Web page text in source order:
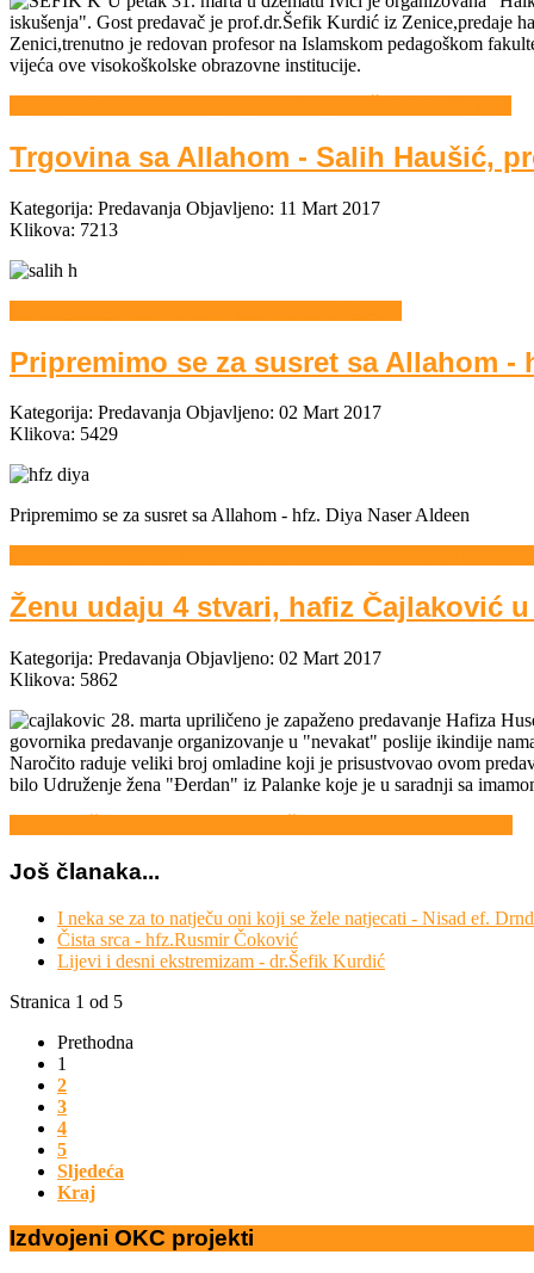
iskušenja". Gost predavač je prof.dr.Šefik Kurdić iz Zenice,predaje
Zenici,trenutno je redovan profesor na Islamskom pedagoškom
vijeća ove visokoškolske obrazovne institucije.
Trgovina sa Allahom - Salih Haušić,
Kategorija: Predavanja Objavljeno: 11 Mart 2017
Klikova: 7213
Pripremimo se za susret sa Allahom -
Kategorija: Predavanja Objavljeno: 02 Mart 2017
Klikova: 5429
Pripremimo se za susret sa Allahom - hfz. Diya Naser Aldeen
Ženu udaju 4 stvari, hafiz Čajlaković
Kategorija: Predavanja Objavljeno: 02 Mart 2017
Klikova: 5862
28. marta upriličeno je zapaženo predavanje Hafiza
govornika predavanje organizovanje u "nevakat" poslije ikindije
Naročito raduje veliki broj omladine koji je prisustvovao ovom
bilo Udruženje žena "Đerdan" iz Palanke koje je u saradnji sa
Još članaka...
I neka se za to natječu oni koji se žele natjecati - Nisad ef.
Čista srca - hfz.Rusmir Čoković
Lijevi i desni ekstremizam - dr.Šefik Kurdić
Stranica 1 od 5
Prethodna
1
2
3
4
5
Sljedeća
Kraj
Izdvojeni OKC projekti